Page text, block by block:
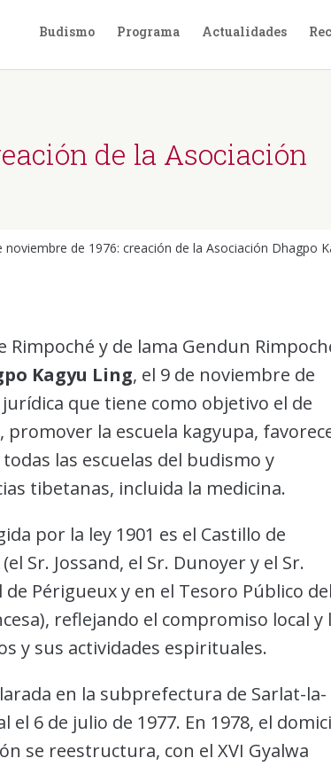
Budismo Programa Actualidades
de la Asociación
noviembre de 1976: creación de la Asociación Dhagpo
Rimpoché y de lama Gendun
Kagyu Ling, el 9 de noviembre de
que tiene como objetivo el de
la escuela kagyupa,
las escuelas del budismo y
tibetanas, incluida la medicina.
por la ley 1901 es el Castillo de
Sr. Jossand, el Sr. Dunoyer y el Sr.
Périgueux y en el Tesoro Público del
reflejando el compromiso local y
y sus actividades espirituales.
en la subprefectura de Sarlat-la-
6 de julio de 1977. En 1978, el
se reestructura, con el XVI Gyalwa